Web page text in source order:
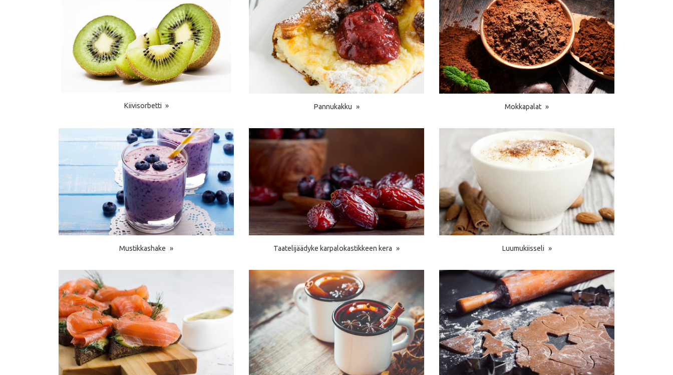
Kiivisorbetti Pannukakku Mokkapalat
Mustikkashake Taatelijäädyke karpalokastikkeen kera Luumukiisseli